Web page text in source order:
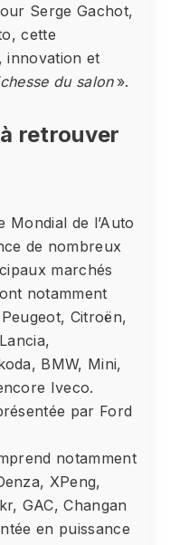
Serge Gachot,
cette
innovation et
du salon».
retrouver
Mondial de l’Auto
de nombreux
marchés
notamment
Citroën,
BMW, Mini,
Iveco.
par Ford
notamment
XPeng,
GAC, Changan
en puissance